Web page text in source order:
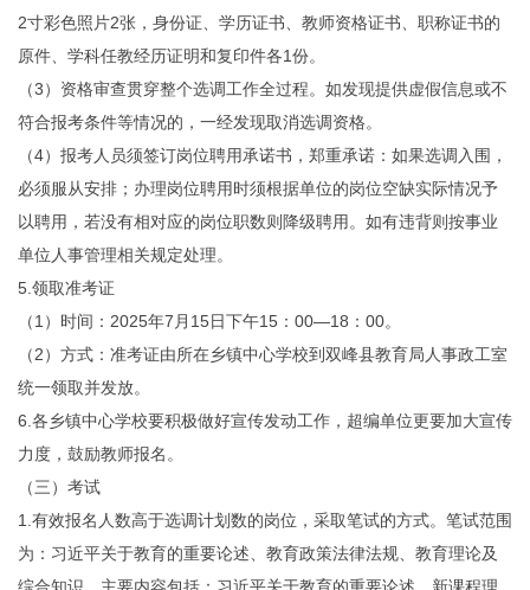
2寸彩色照片2张，身份证、学历证书、教师资格证书、职称证书的
原件、学科任教经历证明和复印件各1份。
（3）资格审查贯穿整个选调工作全过程。如发现提供虚假信息或不
符合报考条件等情况的，一经发现取消选调资格。
（4）报考人员须签订岗位聘用承诺书，郑重承诺：如果选调入围，
必须服从安排；办理岗位聘用时须根据单位的岗位空缺实际情况予
以聘用，若没有相对应的岗位职数则降级聘用。如有违背则按事业
单位人事管理相关规定处理。
5.领取准考证
（1）时间：2025年7月15日下午15：00—18：00。
（2）方式：准考证由所在乡镇中心学校到双峰县教育局人事政工室
统一领取并发放。
6.各乡镇中心学校要积极做好宣传发动工作，超编单位更要加大宣传
力度，鼓励教师报名。
（三）考试
1.有效报名人数高于选调计划数的岗位，采取笔试的方式。笔试范围
为：习近平关于教育的重要论述、教育政策法律法规、教育理论及